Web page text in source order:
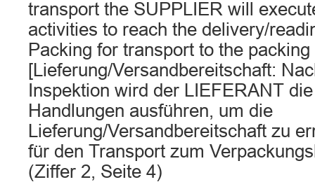
transport the SUPPLIER will
activities to reach the delivery/
Packing for transport to the
[Lieferung/Versandbereitschaft:
Inspektion wird der LIEFERANT
Handlungen ausführen, um die
Lieferung/Versandbereitschaft zu
für den Transport zum
(Ziffer 2, Seite 4)